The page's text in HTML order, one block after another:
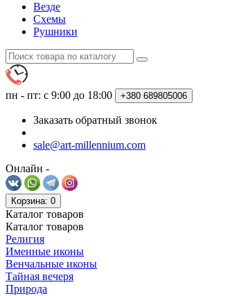
Везде
Схемы
Рушники
пн - пт: с 9:00 до 18:00 +380 689805006
Заказать обратный звонок
sale@art-millennium.com
Онлайн -
Корзина: 0
Каталог товаров
Каталог товаров
Религия
Именные иконы
Венчальные иконы
Тайная вечеря
Природа